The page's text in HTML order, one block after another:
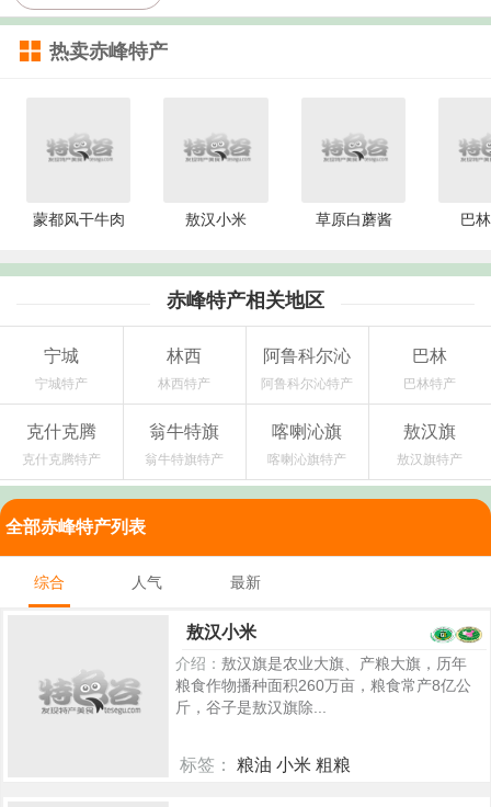
热卖赤峰特产
蒙都风干牛肉 敖汉小米 草原白蘑酱 巴
赤峰特产相关地区
宁城
宁城特产
林西
林西特产
阿鲁科尔沁
阿鲁科尔沁特产
巴林
巴林特产
克什克腾
克什克腾特产
翁牛特旗
翁牛特旗特产
喀喇沁旗
喀喇沁旗特产
敖汉旗
敖汉旗特产
全部赤峰特产列表
综合 人气 最新
敖汉小米
介绍： 敖汉旗是农业大旗、产粮大旗，历年
粮食作物播种面积260万亩，粮食常产8亿公
斤，谷子是敖汉旗除...
标签： 粮油 小米 粗粮